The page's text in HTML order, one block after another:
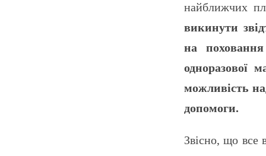
найближчих
викинути
на
одноразової
можливість
допомоги.
Звісно, що все